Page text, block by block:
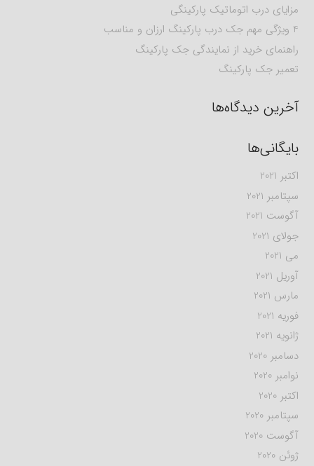
مزایای درب اتوماتیک پارکینگی
4 ویژگی مهم جک درب پارکینگ ارزان و مناسب
راهنمای خرید از نمایندگی جک پارکینگ
تعمیر جک پارکینگ
آخرین دیدگاه‌ها
بایگانی‌ها
اکتبر 2021
سپتامبر 2021
آگوست 2021
جولای 2021
می 2021
آوریل 2021
مارس 2021
فوریه 2021
ژانویه 2021
دسامبر 2020
نوامبر 2020
اکتبر 2020
سپتامبر 2020
آگوست 2020
ژوئن 2020